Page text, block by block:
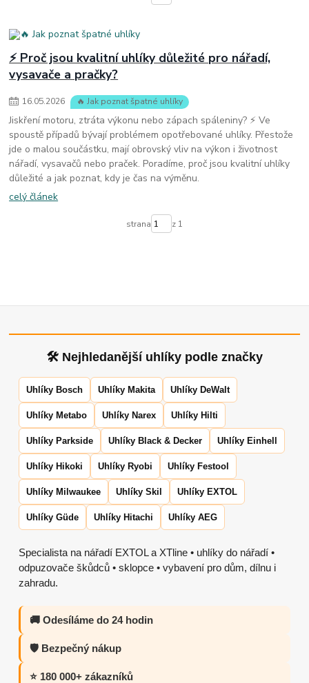
⚡ Proč jsou kvalitní uhlíky důležité pro nářadí,
vysavače a pračky?
16.05.2026 🔥 Jak poznat špatné uhlíky
Jiskření motoru, ztráta výkonu nebo zápach spáleniny? ⚡ Ve
spoustě případů bývají problémem opotřebované uhlíky. Přestože
jde o malou součástku, mají obrovský vliv na výkon i životnost
nářadí, vysavačů nebo praček. Poradíme, proč jsou kvalitní uhlíky
důležité a jak poznat, kdy je čas na výměnu.
celý článek
strana z 1
🛠 Nejhledanější uhlíky podle značky
Uhlíky Bosch Uhlíky Makita Uhlíky DeWalt
Uhlíky Metabo Uhlíky Narex Uhlíky Hilti
Uhlíky Parkside Uhlíky Black & Decker Uhlíky Einhell
Uhlíky Hikoki Uhlíky Ryobi Uhlíky Festool
Uhlíky Milwaukee Uhlíky Skil Uhlíky EXTOL
Uhlíky Güde Uhlíky Hitachi Uhlíky AEG
Specialista na nářadí EXTOL a XTline • uhlíky do nářadí •
odpuzovače škůdců • sklopce • vybavení pro dům, dílnu i
zahradu.
🚚 Odesíláme do 24 hodin
🛡️ Bezpečný nákup
⭐ 180 000+ zákazníků